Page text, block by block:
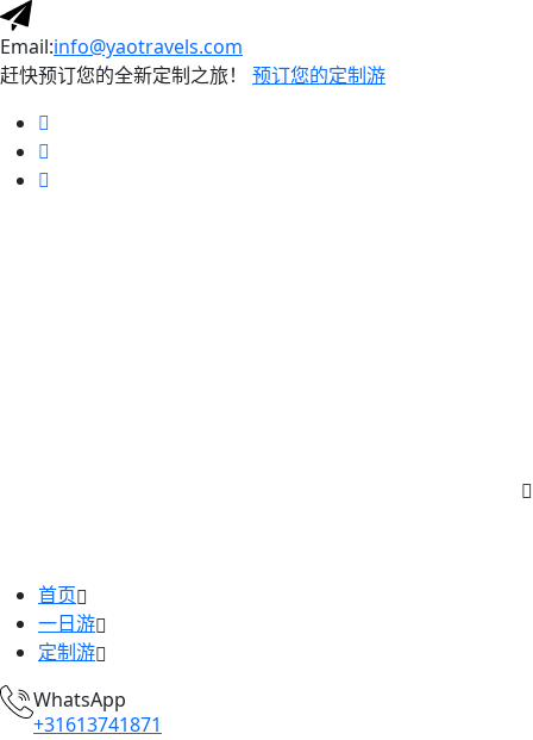
Email:info@yaotravels.com
赶快预订您的全新定制之旅！ 预订您的定制游
首页
一日游
定制游
WhatsApp
+31613741871